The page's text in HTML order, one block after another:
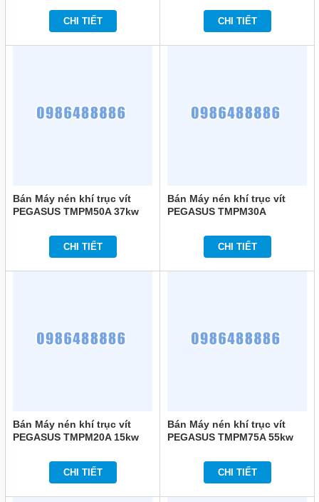
CHI TIẾT CHI TIẾT
Bán Máy nén khí trục vít
PEGASUS TMPM50A 37kw
CHI TIẾT
Bán Máy nén khí trục vít
PEGASUS TMPM30A
CHI TIẾT
Bán Máy nén khí trục vít
PEGASUS TMPM20A 15kw
CHI TIẾT
Bán Máy nén khí trục vít
PEGASUS TMPM75A 55kw
CHI TIẾT